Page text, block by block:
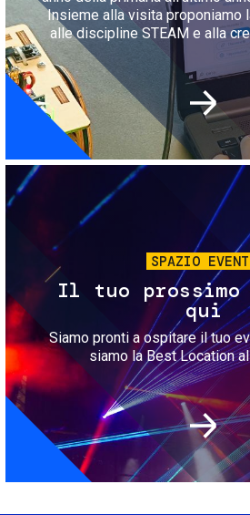
Insieme alla visita proponiamo
alle discipline STEAM e alla
SPAZIO
Il tuo prossimo
qui
Siamo pronti a ospitare il tuo
siamo la Best Location